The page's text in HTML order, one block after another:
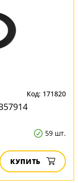
Код: 171820
59 шт.
КУПИТЬ